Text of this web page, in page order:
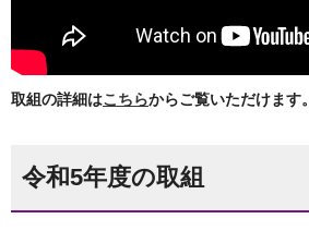
取組の詳細はこちらからご覧いただけます。
令和5年度の取組